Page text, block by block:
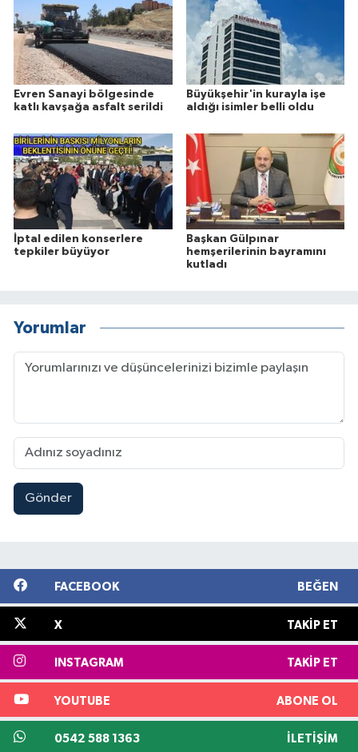
Evren Sanayi bölgesinde
katlı kavşağa asfalt serildi
Büyükşehir'in kurayla işe
aldığı isimler belli oldu
İptal edilen konserlere
tepkiler büyüyor
Başkan Gülpınar
hemşerilerinin bayramını
kutladı
Yorumlar
Gönder
FACEBOOK BEĞEN
X TAKIP ET
INSTAGRAM TAKIP ET
YOUTUBE ABONE OL
0542 588 1363 İLETIŞIM